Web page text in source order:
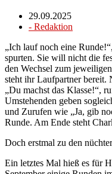
29.09.2025
- Redaktion
„Ich lauf noch eine
spurten. Sie will nicht die
den Wechsel zum
steht ihr Laufpartner bereit.
„Du machst das Klasse!“,
Umstehenden geben
und Zurufen wie „Ja, gib
Runde. Am Ende steht
Doch erstmal zu den
Ein letztes Mal hieß es für